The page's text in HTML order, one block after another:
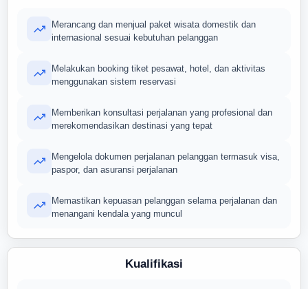
Merancang dan menjual paket wisata domestik dan
internasional sesuai kebutuhan pelanggan
Melakukan booking tiket pesawat, hotel, dan aktivitas
menggunakan sistem reservasi
Memberikan konsultasi perjalanan yang profesional dan
merekomendasikan destinasi yang tepat
Mengelola dokumen perjalanan pelanggan termasuk visa,
paspor, dan asuransi perjalanan
Memastikan kepuasan pelanggan selama perjalanan dan
menangani kendala yang muncul
Kualifikasi